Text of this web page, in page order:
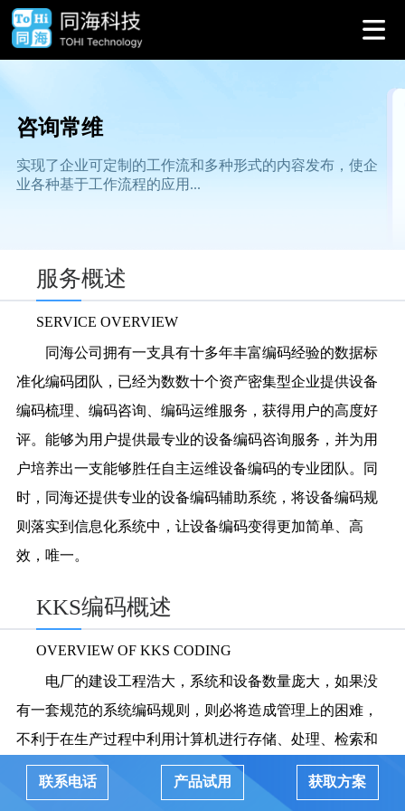
咨询常维
实现了企业可定制的工作流和多种形式的内容发布，使企
业各种基于工作流程的应用...
服务概述
SERVICE OVERVIEW
同海公司拥有一支具有十多年丰富编码经验的数据标
准化编码团队，已经为数数十个资产密集型企业提供设备
编码梳理、编码咨询、编码运维服务，获得用户的高度好
评。能够为用户提供最专业的设备编码咨询服务，并为用
户培养出一支能够胜任自主运维设备编码的专业团队。同
时，同海还提供专业的设备编码辅助系统，将设备编码规
则落实到信息化系统中，让设备编码变得更加简单、高
效，唯一。
KKS编码概述
OVERVIEW OF KKS CODING
电厂的建设工程浩大，系统和设备数量庞大，如果没
有一套规范的系统编码规则，则必将造成管理上的困难，
不利于在生产过程中利用计算机进行存储、处理、检索和
使用，不便于实现生产管理信息自动化、计算机化。目前
国际上广泛采用德国的“KKS”作为电厂标识系统的标准，
联系电话 产品试用 获取方案